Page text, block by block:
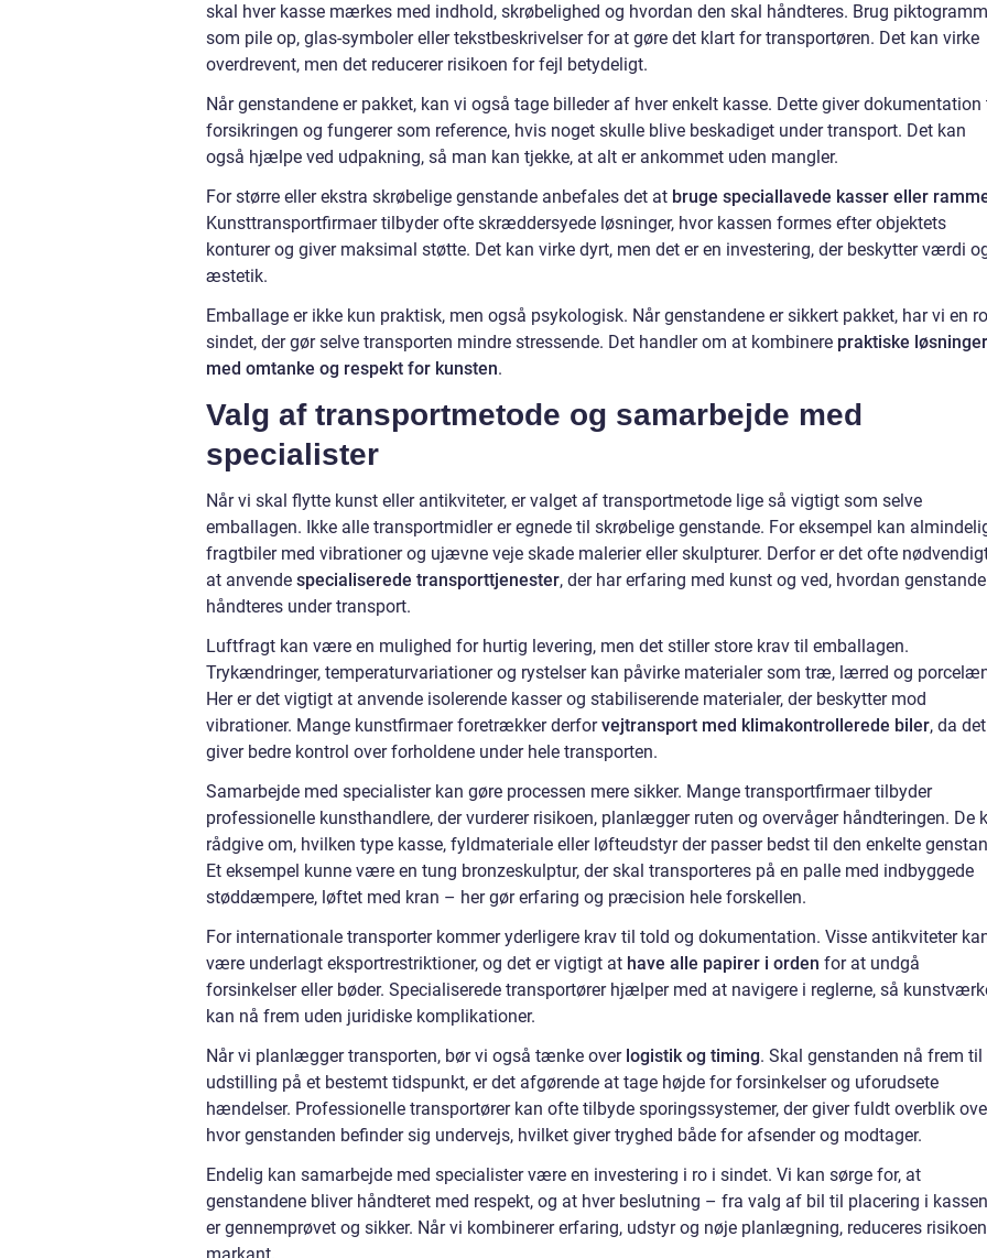
skal hver kasse mærkes med indhold, skrøbelighed og hvordan den skal håndteres. Brug
som pile op, glas-symboler eller tekstbeskrivelser for at gøre det klart for transportøren. Det kan virke
overdrevent, men det reducerer risikoen for fejl betydeligt.
Når genstandene er pakket, kan vi også tage billeder af hver enkelt kasse. Dette giver dokumentation
forsikringen og fungerer som reference, hvis noget skulle blive beskadiget under transport. Det kan
også hjælpe ved udpakning, så man kan tjekke, at alt er ankommet uden mangler.
For større eller ekstra skrøbelige genstande anbefales det at bruge speciallavede kasser eller
Kunsttransportfirmaer tilbyder ofte skræddersyede løsninger, hvor kassen formes efter objektets
konturer og giver maksimal støtte. Det kan virke dyrt, men det er en investering, der beskytter værdi
æstetik.
Emballage er ikke kun praktisk, men også psykologisk. Når genstandene er sikkert pakket, har vi en
sindet, der gør selve transporten mindre stressende. Det handler om at kombinere praktiske løsninger
med omtanke og respekt for kunsten.
Valg af transportmetode og samarbejde med
specialister
Når vi skal flytte kunst eller antikviteter, er valget af transportmetode lige så vigtigt som selve
emballagen. Ikke alle transportmidler er egnede til skrøbelige genstande. For eksempel kan
fragtbiler med vibrationer og ujævne veje skade malerier eller skulpturer. Derfor er det ofte
at anvende specialiserede transporttjenester, der har erfaring med kunst og ved, hvordan genstande
håndteres under transport.
Luftfragt kan være en mulighed for hurtig levering, men det stiller store krav til emballagen.
Trykændringer, temperaturvariationer og rystelser kan påvirke materialer som træ, lærred og
Her er det vigtigt at anvende isolerende kasser og stabiliserende materialer, der beskytter mod
vibrationer. Mange kunstfirmaer foretrækker derforvejtransport med klimakontrollerede biler, da det
giver bedre kontrol over forholdene under hele transporten.
Samarbejde med specialister kan gøre processen mere sikker. Mange transportfirmaer tilbyder
professionelle kunsthandlere, der vurderer risikoen, planlægger ruten og overvåger håndteringen. De
rådgive om, hvilken type kasse, fyldmateriale eller løfteudstyr der passer bedst til den enkelte
Et eksempel kunne være en tung bronzeskulptur, der skal transporteres på en palle med indbyggede
støddæmpere, løftet med kran – her gør erfaring og præcision hele forskellen.
For internationale transporter kommer yderligere krav til told og dokumentation. Visse antikviteter
være underlagt eksportrestriktioner, og det er vigtigt at have alle papirer i orden for at undgå
forsinkelser eller bøder. Specialiserede transportører hjælper med at navigere i reglerne, så
kan nå frem uden juridiske komplikationer.
Når vi planlægger transporten, bør vi også tænke over logistik og timing. Skal genstanden nå frem til
udstilling på et bestemt tidspunkt, er det afgørende at tage højde for forsinkelser og uforudsete
hændelser. Professionelle transportører kan ofte tilbyde sporingssystemer, der giver fuldt overblik
hvor genstanden befinder sig undervejs, hvilket giver tryghed både for afsender og modtager.
Endelig kan samarbejde med specialister være en investering i ro i sindet. Vi kan sørge for, at
genstandene bliver håndteret med respekt, og at hver beslutning – fra valg af bil til placering i
er gennemprøvet og sikker. Når vi kombinerer erfaring, udstyr og nøje planlægning, reduceres risikoen